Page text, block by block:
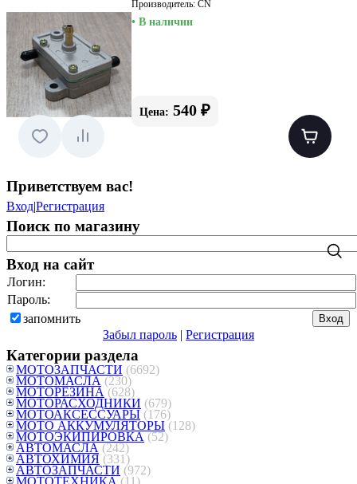
Производитель:CN
• В наличии
Цена: 540 ₽
Приветствуем вас!
Вход|Регистрация
Поиск по магазину
Вход на сайт
Логин:
Пароль:
запомнить
Забыл пароль | Регистрация
Категории раздела
МОТОЗАПЧАСТИ (6692)
МОТОМАСЛА (230)
МОТОРЕЗИНА (628)
МОТОРАСХОДНИКИ (679)
МОТОАКСЕССУАРЫ (176)
МОТО АККУМУЛЯТОРЫ (128)
МОТОЭКИПИРОВКА (52)
АВТОМАСЛА (242)
АВТОХИМИЯ (331)
АВТОЗАПЧАСТИ (972)
МОТОТЕХНИКА (11)